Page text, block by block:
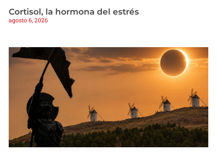
Cortisol, la hormona del estrés
agosto 6, 2026